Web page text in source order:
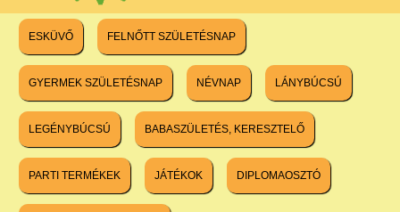
ESKÜVŐ FELNŐTT SZÜLETÉSNAP
GYERMEK SZÜLETÉSNAP NÉVNAP LÁNYBÚCSÚ
LEGÉNYBÚCSÚ BABASZÜLETÉS, KERESZTELŐ
PARTI TERMÉKEK JÁTÉKOK DIPLOMAOSZTÓ